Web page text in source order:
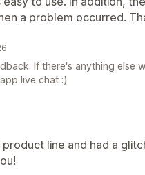
a problem occurred.
If there's anything else
live chat :)
line and had a